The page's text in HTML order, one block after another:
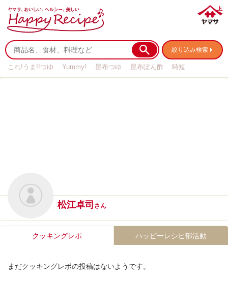
絞り込み検索
これ!うま!!つゆ Yummy! 昆布つゆ 昆布ぽん酢
時短
松江卓司さん
クッキングレポ ハッピーレシピ部活動
まだクッキングレポの投稿はないようです。